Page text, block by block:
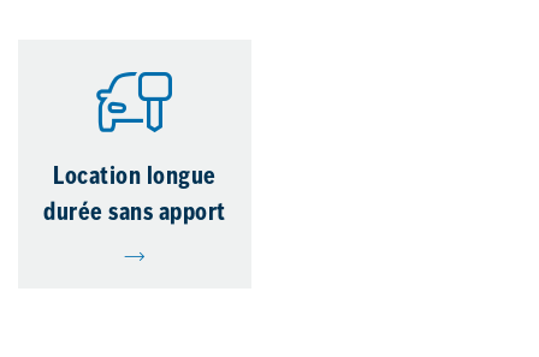
Location longue
durée sans apport